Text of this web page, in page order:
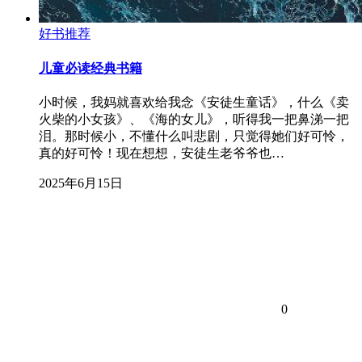
好书推荐
儿童必读经典书籍
小时候，我妈就喜欢给我念《安徒生童话》，什么《卖
火柴的小女孩》、《海的女儿》，听得我一把鼻涕一把
泪。那时候小，不懂什么叫悲剧，只觉得她们好可怜，
真的好可怜！现在想想，安徒生老爷爷也…
2025年6月15日
0